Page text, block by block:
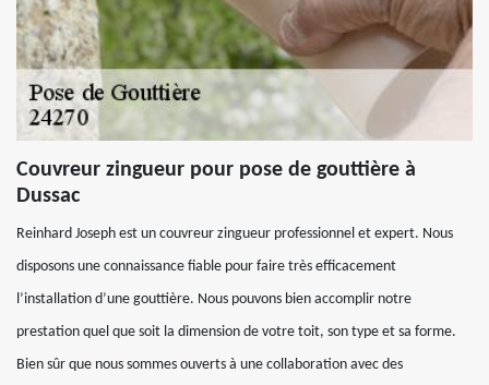
Couvreur zingueur pour pose de gouttière à
Dussac
Reinhard Joseph est un couvreur zingueur professionnel et expert. Nous
disposons une connaissance fiable pour faire très efficacement
l’installation d’une gouttière. Nous pouvons bien accomplir notre
prestation quel que soit la dimension de votre toit, son type et sa forme.
Bien sûr que nous sommes ouverts à une collaboration avec des